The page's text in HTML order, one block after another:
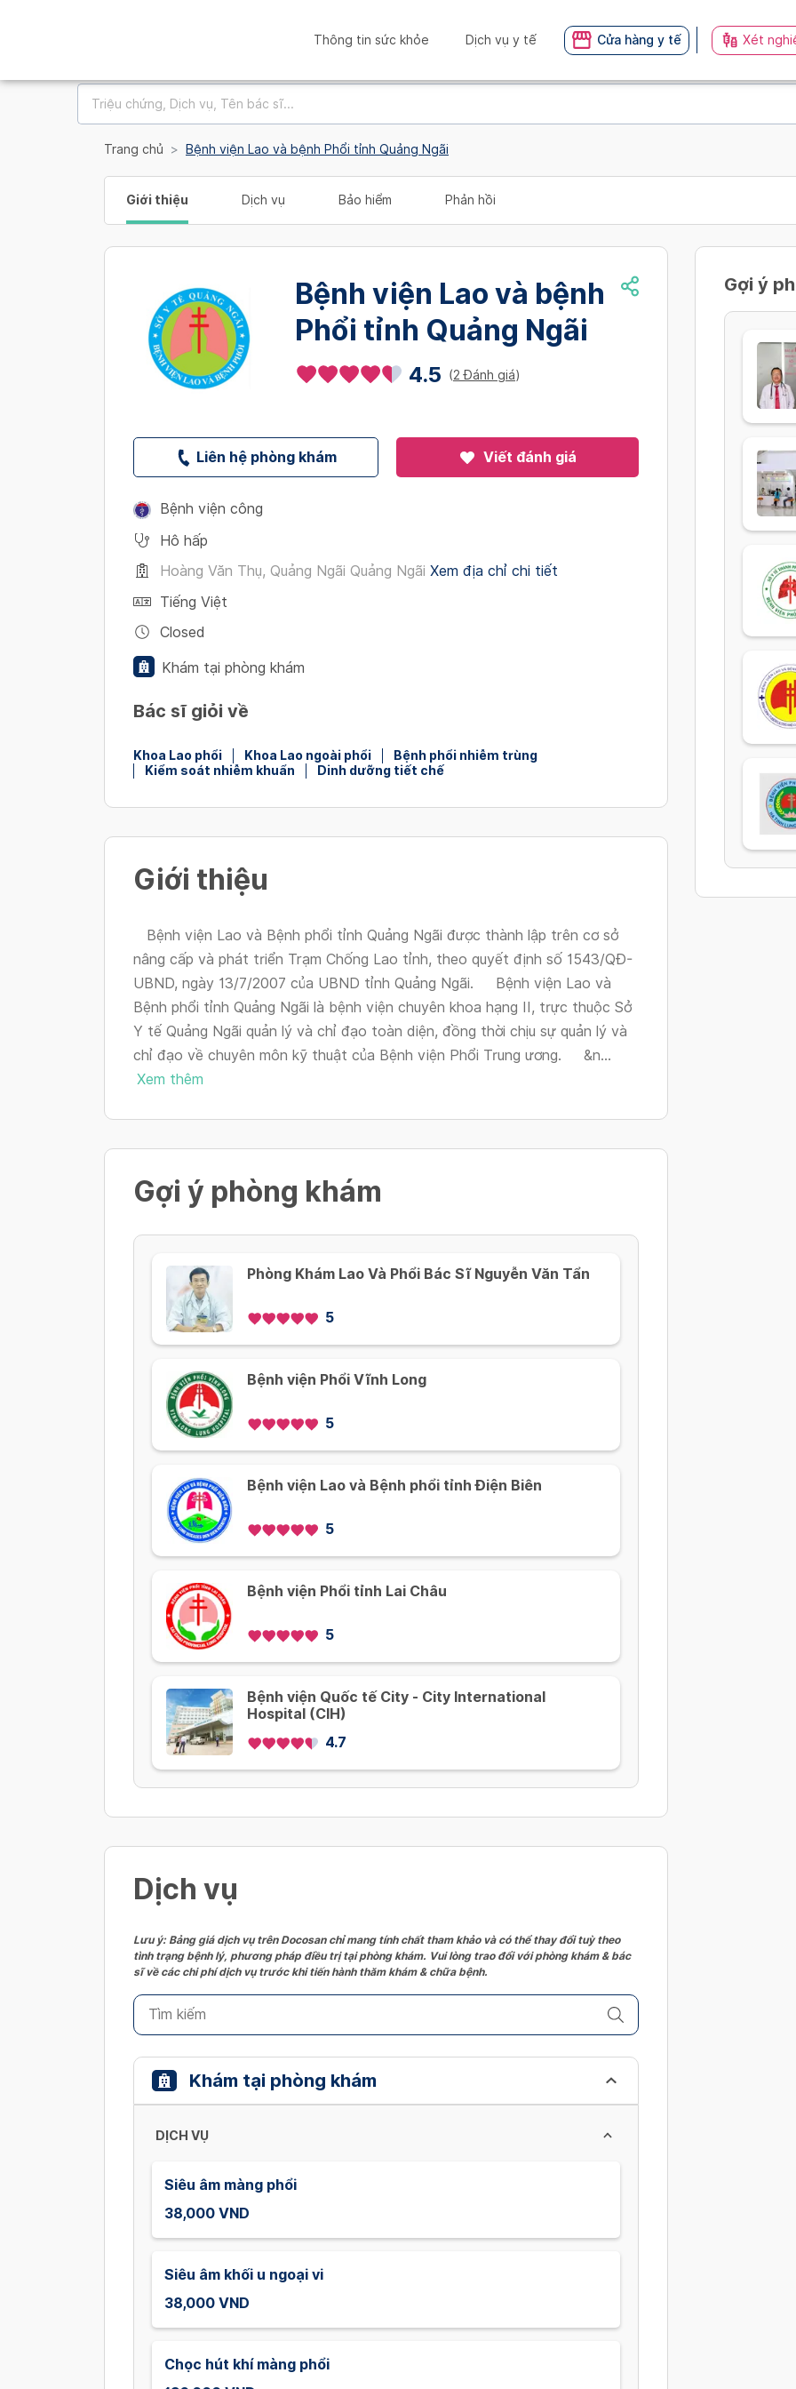
Thông tin sức khỏe Dịch vụ y tế Cửa hàng y tế Xét
Trang chủ Bệnh viện Lao và bệnh Phổi tỉnh Quảng Ngãi
Giới thiệu Dịch vụ Bảo hiểm Phản hồi
Bệnh viện Lao và bệnh
Phổi tỉnh Quảng Ngãi
4.5 (2 Đánh giá)
Liên hệ phòng khám Viết đánh giá
Bệnh viện công
Hô hấp
Hoàng Văn Thụ, Quảng Ngãi Quảng Ngãi Xem địa chỉ chi tiết
Tiếng Việt
Closed
Khám tại phòng khám
Bác sĩ giỏi về
Khoa Lao phổi Khoa Lao ngoài phổi
Bệnh phổi nhiễm trùng
Kiểm soát nhiễm khuẩn
Dinh dưỡng tiết chế
Giới thiệu
Bệnh viện Lao và Bệnh phổi tỉnh Quảng Ngãi được thành lập trên cơ sở
nâng cấp và phát triển Trạm Chống Lao tỉnh, theo quyết định số 1543/QĐ-
UBND, ngày 13/7/2007 của UBND tỉnh Quảng Ngãi. Bệnh viện Lao và
Bệnh phổi tỉnh Quảng Ngãi là bệnh viện chuyên khoa hạng II, trực thuộc Sở
Y tế Quảng Ngãi quản lý và chỉ đạo toàn diện, đồng thời chịu sự quản lý và
chỉ đạo về chuyên môn kỹ thuật của Bệnh viện Phổi Trung ương. &n...
Xem thêm
Gợi ý phòng khám
Phòng Khám Lao Và Phổi Bác Sĩ Nguyễn Văn Tẩn
5
Bệnh viện Phổi Vĩnh Long
5
Bệnh viện Lao và Bệnh phổi tỉnh Điện Biên
5
Bệnh viện Phổi tỉnh Lai Châu
5
Bệnh viện Quốc tế City - City International
Hospital (CIH)
4.7
Dịch vụ
Lưu ý: Bảng giá dịch vụ trên Docosan chỉ mang tính chất tham khảo và có thể thay đổi tuỳ theo
tình trạng bệnh lý, phương pháp điều trị tại phòng khám. Vui lòng trao đổi với phòng khám & bác
sĩ về các chi phí dịch vụ trước khi tiến hành thăm khám & chữa bệnh.
Khám tại phòng khám
DỊCH VỤ
Siêu âm màng phổi
38,000 VND
Siêu âm khối u ngoại vi
38,000 VND
Chọc hút khí màng phổi
Gợi ý